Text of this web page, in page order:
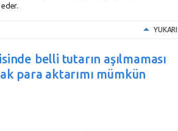
YUKARI
belli tutarın aşılmaması
para aktarımı mümkün